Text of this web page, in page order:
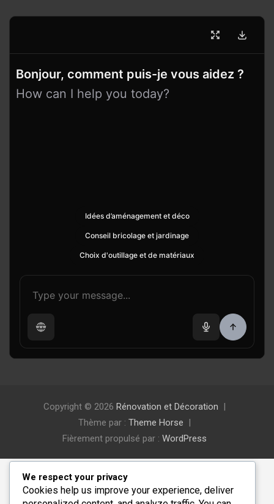
Bonjour, comment puis-je vous aidez ?
How can I help you today?
Idées d’aménagement et déco
Conseil bricolage et jardinage
Choix d'outillage et de matériaux
Copyright © 2026 Rénovation et Décoration
Thème par : Theme Horse
Fièrement propulsé par : WordPress
We respect your privacy
Cookies help us improve your experience, deliver